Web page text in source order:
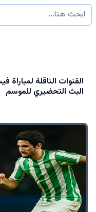
القنوات الناقلة
البث التحضيري للموسم